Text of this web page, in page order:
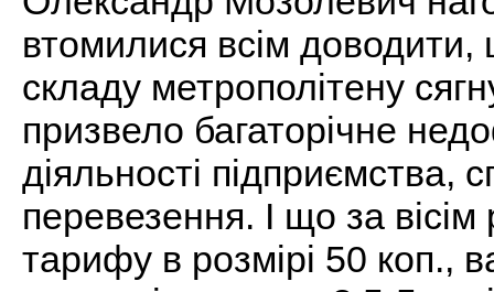
втомилися всім доводити,
складу метрополітену
призвело багаторічне
діяльності
перевезення. І що за
тарифу в розмірі 50 коп.,